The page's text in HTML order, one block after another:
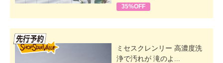
35%OFF
ミセスクレンリー 高濃度洗
浄で汚れが 滝のよ...